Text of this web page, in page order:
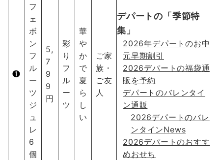
❶
フ
ェ
ボ
ン
フ
ル
ー
ツ
ジ
ュ
レ
6
個
5,
7
9
9
円
彩
り
フ
ル
ー
ツ
華
や
か
で
夏
ら
し
い
ご家
族・
ご友
人
デパートの「季節特
集」
2026年デパートのお中
元早期割引
2026デパートの福袋通
販を予約
デパートのバレンタイ
ン通販
2026デパートのバレ
ンタインNews
2026デパートのおすす
めおせち